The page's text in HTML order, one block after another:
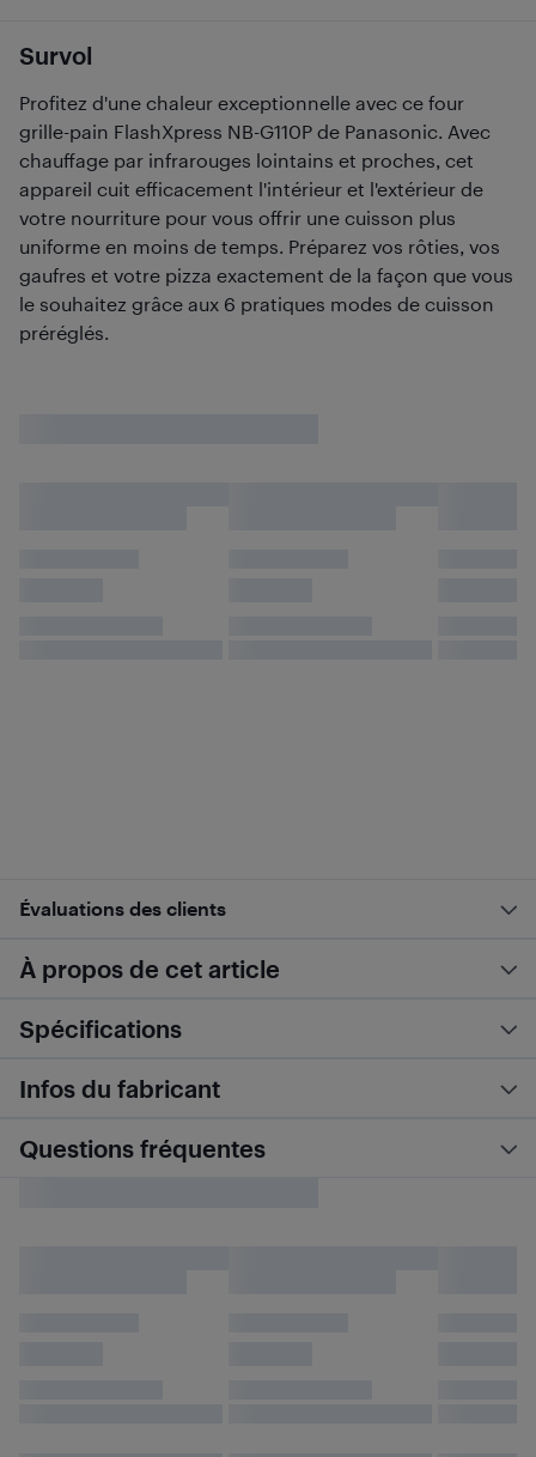
Survol
Profitez d'une chaleur exceptionnelle avec ce four
grille-pain FlashXpress NB-G110P de Panasonic. Avec
chauffage par infrarouges lointains et proches, cet
appareil cuit efficacement l'intérieur et l'extérieur de
votre nourriture pour vous offrir une cuisson plus
uniforme en moins de temps. Préparez vos rôties, vos
gaufres et votre pizza exactement de la façon que vous
le souhaitez grâce aux 6 pratiques modes de cuisson
préréglés.
Évaluations des clients
À propos de cet article
Spécifications
Infos du fabricant
Questions fréquentes